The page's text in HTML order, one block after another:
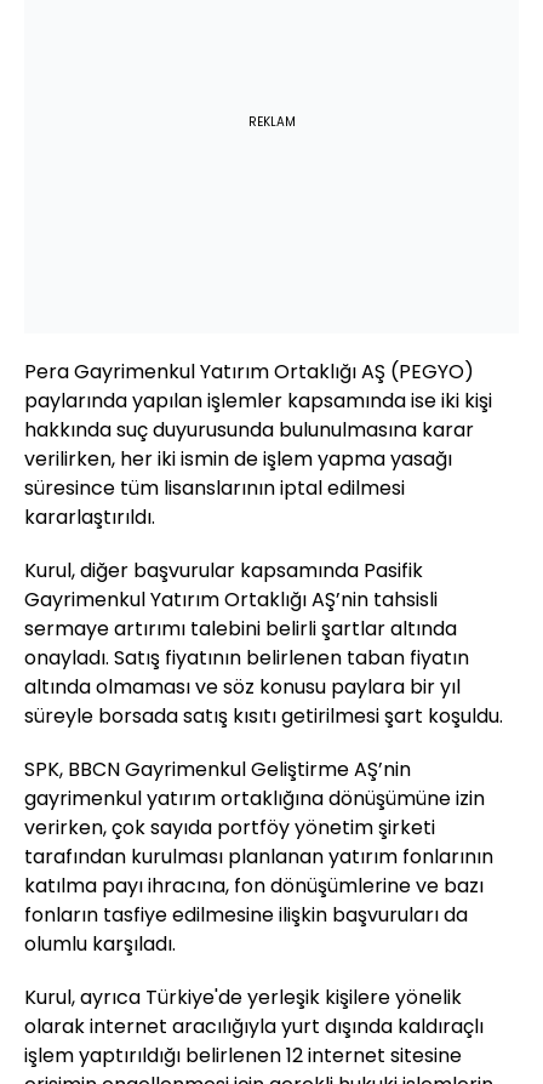
REKLAM
Pera Gayrimenkul Yatırım Ortaklığı AŞ (PEGYO)
paylarında yapılan işlemler kapsamında ise iki kişi
hakkında suç duyurusunda bulunulmasına karar
verilirken, her iki ismin de işlem yapma yasağı
süresince tüm lisanslarının iptal edilmesi
kararlaştırıldı.
Kurul, diğer başvurular kapsamında Pasifik
Gayrimenkul Yatırım Ortaklığı AŞ’nin tahsisli
sermaye artırımı talebini belirli şartlar altında
onayladı. Satış fiyatının belirlenen taban fiyatın
altında olmaması ve söz konusu paylara bir yıl
süreyle borsada satış kısıtı getirilmesi şart koşuldu.
SPK, BBCN Gayrimenkul Geliştirme AŞ’nin
gayrimenkul yatırım ortaklığına dönüşümüne izin
verirken, çok sayıda portföy yönetim şirketi
tarafından kurulması planlanan yatırım fonlarının
katılma payı ihracına, fon dönüşümlerine ve bazı
fonların tasfiye edilmesine ilişkin başvuruları da
olumlu karşıladı.
Kurul, ayrıca Türkiye'de yerleşik kişilere yönelik
olarak internet aracılığıyla yurt dışında kaldıraçlı
işlem yaptırıldığı belirlenen 12 internet sitesine